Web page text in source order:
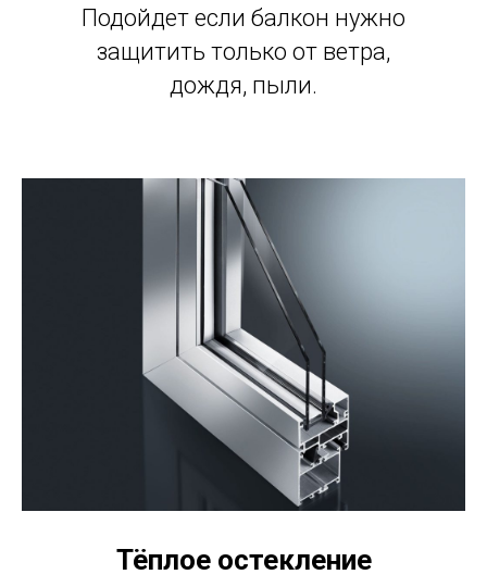
Подойдет если балкон нужно
защитить только от ветра,
дождя, пыли.
Тёплое остекление